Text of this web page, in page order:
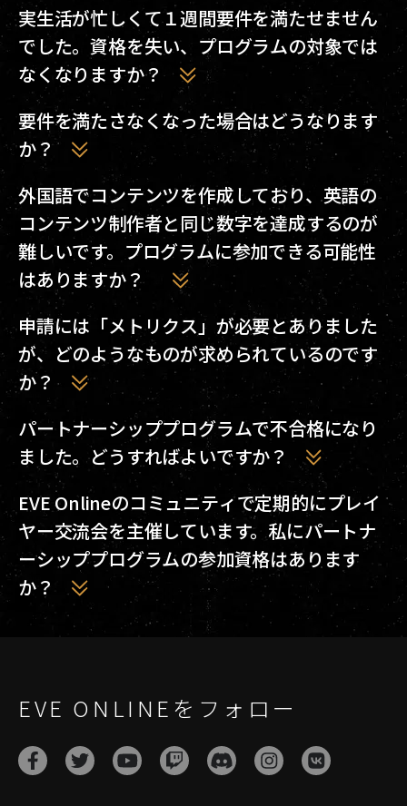
この場合、あなた方のコンテンツが毎月何回閲覧さ
れているかによって判断します。閲覧回数が要件の
何倍を達成しているかに基づき、CCPの判断によ
り、必要に応じた追加ボーナスがチームに対して送
られる場合があります。
実生活が忙しくて１週間要件を満たせません
でした。資格を失い、プログラムの対象では
なくなりますか？
実生活の影響も考慮します。配信や投稿等が行えな
くても気にする必要はありません。大事なことは、
時間をかけて活動を維持するです。
要件を満たさなくなった場合はどうなります
か？
確認時にコンテンツが要件を満たしていなかった場
合、通知を出すとともに猶予期間を設定するので、
次のレビュー時までに要件を満たすようにしてくだ
さい。再度のレビューでも要件を満たさなかった場
合はパートナシッププログラムから除外されます
が、90日経過後であれば、再度申請を行うことが可
能です。
外国語でコンテンツを作成しており、英語の
コンテンツ制作者と同じ数字を達成するのが
難しいです。プログラムに参加できる可能性
はありますか？
英語以外の言語のコンテンツ製作者のサポートも、
ぜひ行いたいと思っています。また、オーディエン
スの母数の関係で、基準を満たすのが難しい場合も
あるでしょう。プログラムの適用を希望する場合
は、要件を完全には満たしていない場合でもお気軽
に申請してください。各言語ごとの事情を考慮して
対応いたします。
申請には「メトリクス」が必要とありました
が、どのようなものが求められているのです
か？
過去数か月の登録者数や活動を確認できるようなも
のが必要です。そのメトリクスを参考にして、お客
様が最低要件を満たしているかどうか判断します。
もちろん、必要なメトリクスはプラットフォームに
よって異なるはずです。たとえばTwitchのストリー
ム配信ならば、過去数か月のダッシュボードの画像
で十分かもしれませんし、ウェブサイトならばエク
スポートしたGoogleアナリティクスのレポートが
必要になるかもしれません。何を載せればよいのか
どうしてもわからない場合は、
パートナーシッププログラムで不合格になり
ました。どうすればよいですか？
一度目の申請で不合格だったとしても心配ありませ
ん。今はあなたのコミュニティを盛り上げて大きく
し続けてください。90日後にもう一度申請できるよ
うになります！さらに詳しい説明やアドバイスが必
要であれば、communityteam@ccpgames.com宛
てにメールでご連絡ください。
EVE Onlineのコミュニティで定期的にプレイ
ヤー交流会を主催しています。私にパートナ
ーシッププログラムの参加資格はあります
か？
EVE Onlineパートナーシッププログラムは、さまざ
まったく異なるサポートが必要となるため、プレイ
ヤー交流会の主催者は本プログラムの対象外になり
ます。 ですが、プレイヤーの集まりを主催してい
る、あるいは予定している方と我々は是非つながり
EVE ONLINEをフォロー